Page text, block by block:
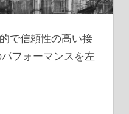
で信頼性の高い接
フォーマンスを左